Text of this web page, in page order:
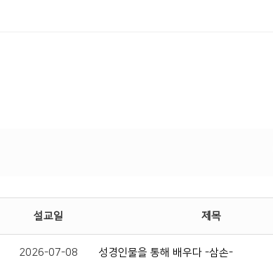
설교일 제목
2026-07-08 성경인물을 통해 배우다 -삼손-